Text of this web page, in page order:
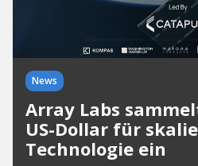
News
Array Labs
US-Dollar für
Technologie ein